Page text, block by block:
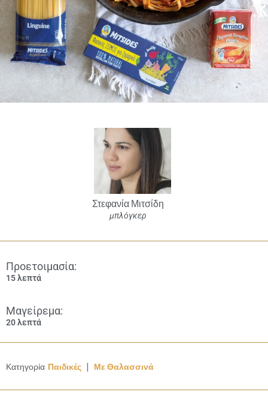
Στεφανία Μιτσίδη
μπλόγκερ
Προετοιμασία:
15 λεπτά
Μαγείρεμα:
20 λεπτά
Κατηγορία Παιδικές | Με Θαλασσινά